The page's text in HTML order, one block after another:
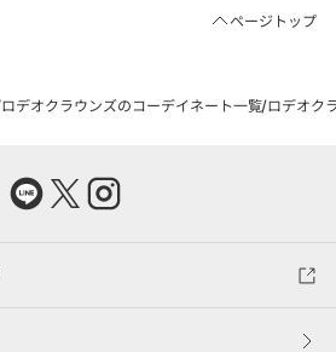
ページトップ
ロデオクラウンズのコーデイネート一覧 ロデオク